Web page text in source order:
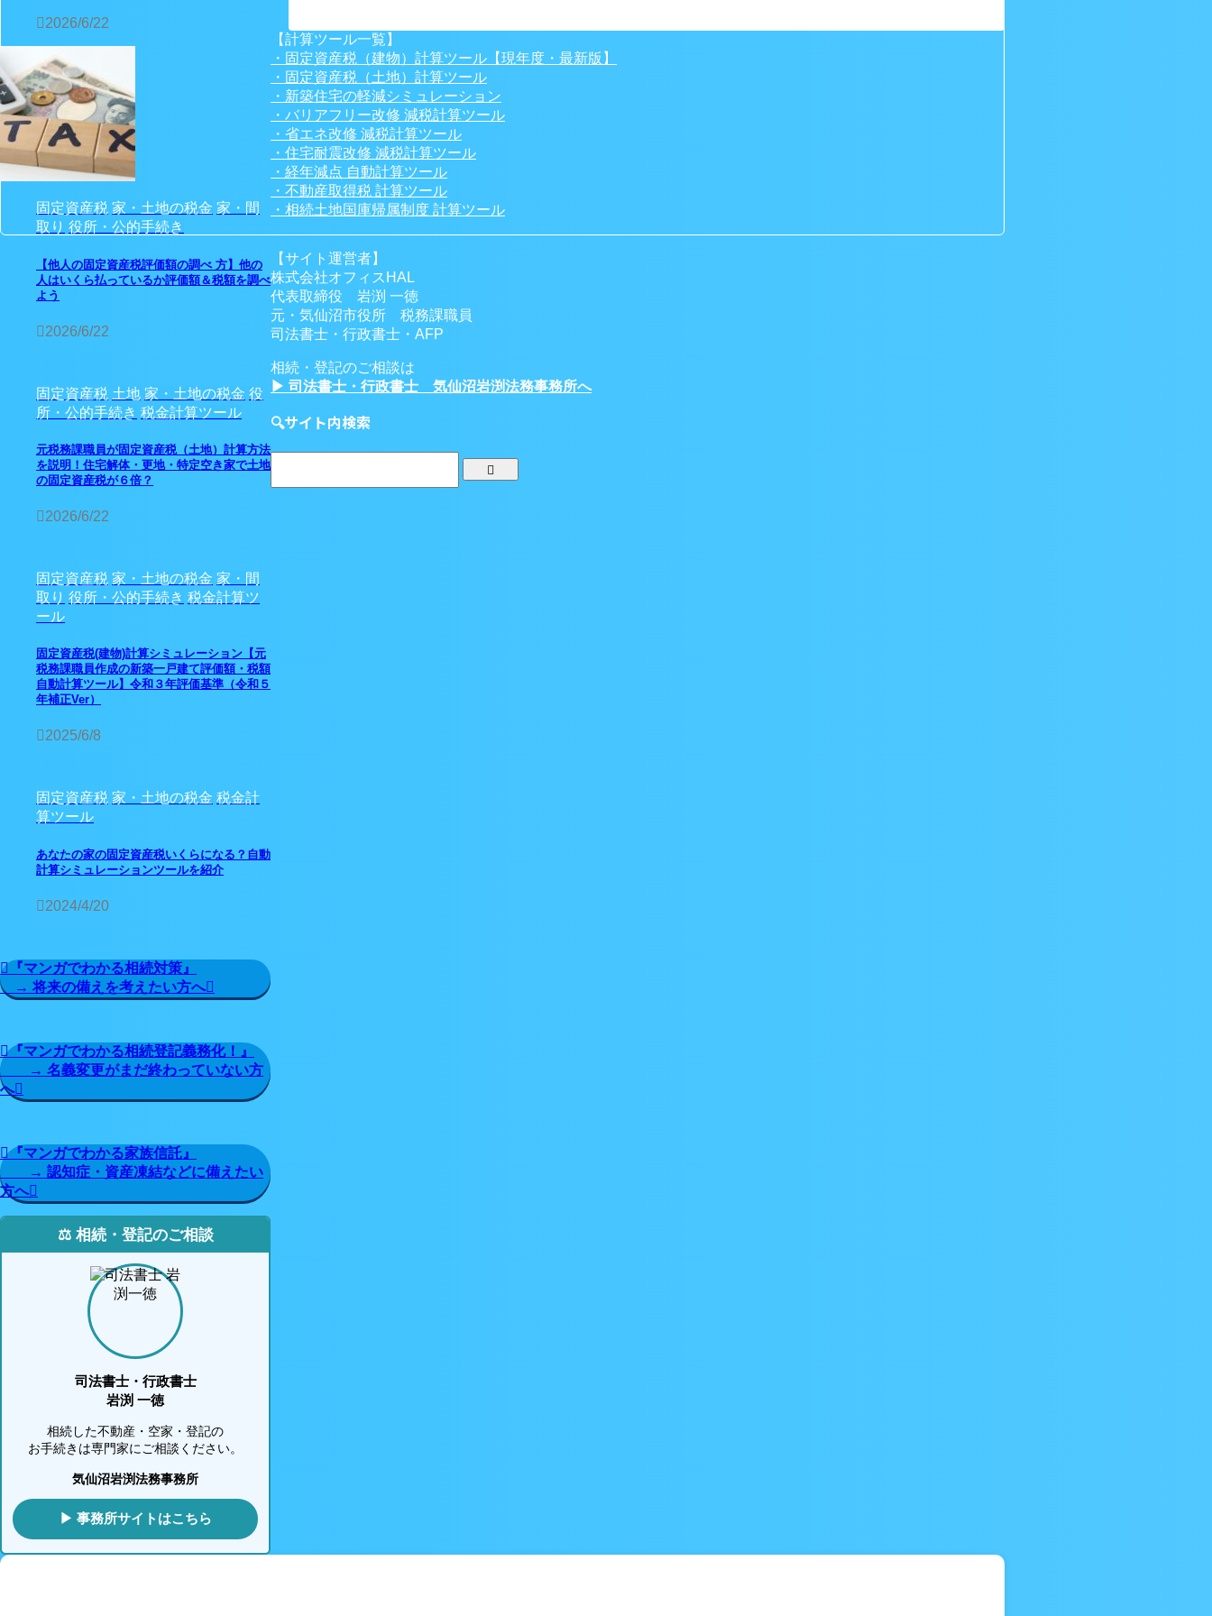
2026/6/22
固定資産税 家・土地の税金 家・間
取り 役所・公的手続き
【他人の固定資産税評価額の調べ 方】他の
人はいくら払っているか評価額＆税額を調べ
よう
2026/6/22
固定資産税 土地 家・土地の税金 役
所・公的手続き 税金計算ツール
元税務課職員が固定資産税（土地）計算方法
を説明！住宅解体・更地・特定空き家で土地
の固定資産税が６倍？
2026/6/22
固定資産税 家・土地の税金 家・間
取り 役所・公的手続き 税金計算ツ
ール
固定資産税(建物)計算シミュレーション【元
税務課職員作成の新築一戸建て評価額・税額
自動計算ツール】令和３年評価基準（令和５
年補正Ver）
2025/6/8
固定資産税 家・土地の税金 税金計
算ツール
あなたの家の固定資産税いくらになる？自動
計算シミュレーションツールを紹介
2024/4/20
『マンガでわかる相続対策』
→ 将来の備えを考えたい方へ
『マンガでわかる相続登記義務化！』
→ 名義変更がまだ終わっていない方
へ
『マンガでわかる家族信託』
→ 認知症・資産凍結などに備えたい
方へ
⚖️ 相続・登記のご相談
司法書士・行政書士
岩渕 一徳
相続した不動産・空家・登記の
お手続きは専門家にご相談ください。
気仙沼岩渕法務事務所
▶ 事務所サイトはこちら
【計算ツール一覧】
・固定資産税（建物）計算ツール【現年度・最新版】
・固定資産税（土地）計算ツール
・新築住宅の軽減シミュレーション
・バリアフリー改修 減税計算ツール
・省エネ改修 減税計算ツール
・住宅耐震改修 減税計算ツール
・経年減点 自動計算ツール
・不動産取得税 計算ツール
・相続土地国庫帰属制度 計算ツール
【サイト運営者】
株式会社オフィスHAL
代表取締役 岩渕 一徳
元・気仙沼市役所 税務課職員
司法書士・行政書士・AFP
相続・登記のご相談は
▶ 司法書士・行政書士 気仙沼岩渕法務事務所へ
🔍サイト内検索